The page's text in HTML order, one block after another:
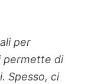
per
permette di
Spesso, ci